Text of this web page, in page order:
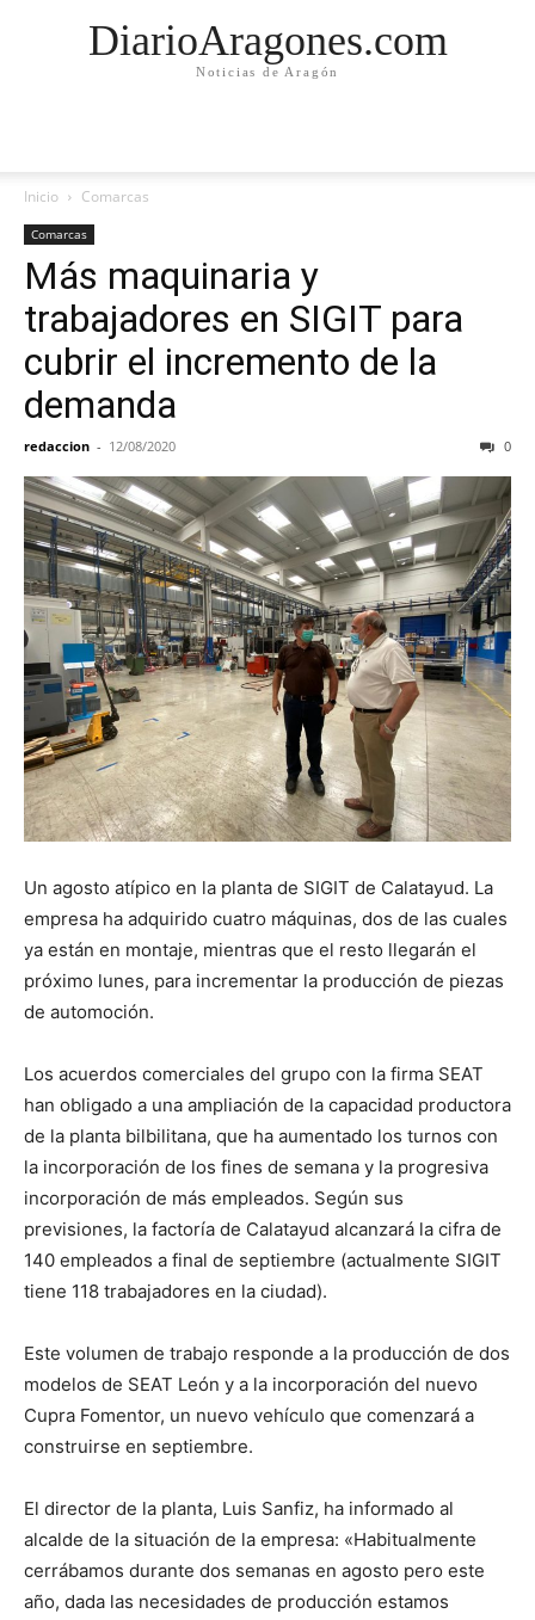
DiarioAragones.com
Noticias de Aragón
Inicio Comarcas
Comarcas
Más maquinaria y
trabajadores en SIGIT para
cubrir el incremento de la
demanda
redaccion - 12/08/2020 0
Un agosto atípico en la planta de SIGIT de Calatayud. La
empresa ha adquirido cuatro máquinas, dos de las cuales
ya están en montaje, mientras que el resto llegarán el
próximo lunes, para incrementar la producción de piezas
de automoción.
Los acuerdos comerciales del grupo con la firma SEAT
han obligado a una ampliación de la capacidad productora
de la planta bilbilitana, que ha aumentado los turnos con
la incorporación de los fines de semana y la progresiva
incorporación de más empleados. Según sus
previsiones, la factoría de Calatayud alcanzará la cifra de
140 empleados a final de septiembre (actualmente SIGIT
tiene 118 trabajadores en la ciudad).
Este volumen de trabajo responde a la producción de dos
modelos de SEAT León y a la incorporación del nuevo
Cupra Fomentor, un nuevo vehículo que comenzará a
construirse en septiembre.
El director de la planta, Luis Sanfiz, ha informado al
alcalde de la situación de la empresa: «Habitualmente
cerrábamos durante dos semanas en agosto pero este
año, dada las necesidades de producción estamos